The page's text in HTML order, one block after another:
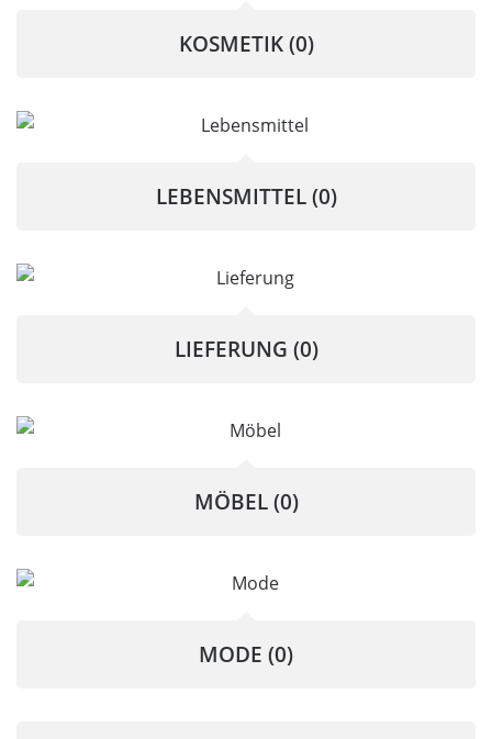
KOSMETIK(0)
LEBENSMITTEL(0)
LIEFERUNG (0)
MÖBEL(0)
MODE (0)